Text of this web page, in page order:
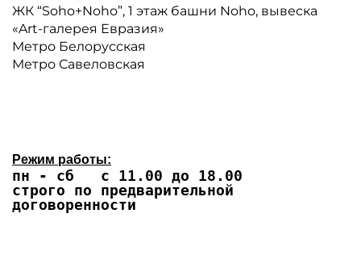
ЖК “Soho+Noho”, 1 этаж башни Noho, вывеска
«Art-галерея Евразия»
Метро Белорусская
Метро Савеловская
Режим работы:
пн - сб с 11.00 до 18.00
строго по предварительной
договоренности